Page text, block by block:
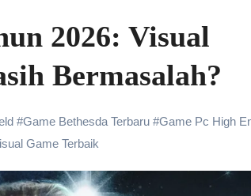
2026: Visual
Bermasalah?
#Game Bethesda Terbaru #Game Pc High
Game Terbaik